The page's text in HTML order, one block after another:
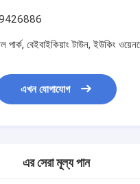
পার্ক, বেইবাইকিয়াং টাউন, ইউকিং
এখন যোগাযোগ
এর সেরা মূল্য পান